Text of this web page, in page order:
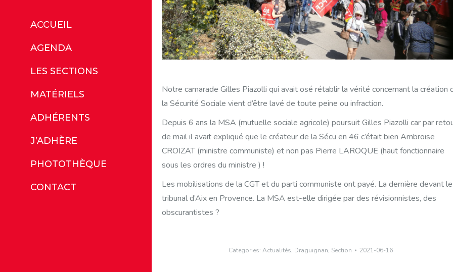
ACCUEIL
AGENDA
LES SECTIONS
MATÉRIELS
ADHÉRENTS
J’ADHÈRE
PHOTOTHÈQUE
CONTACT
Notre camarade Gilles Piazolli qui avait osé rétablir la vérité concernant la création
la Sécurité Sociale vient d’être lavé de toute peine ou infraction.
Depuis 6 ans la MSA (mutuelle sociale agricole) poursuit Gilles Piazolli car par
de mail il avait expliqué que le créateur de la Sécu en 46 c’était bien Ambroise
CROIZAT (ministre communiste) et non pas Pierre LAROQUE (haut fonctionnaire
sous les ordres du ministre ) !
Les mobilisations de la CGT et du parti communiste ont payé. La dernière devant le
tribunal d’Aix en Provence. La MSA est-elle dirigée par des révisionnistes, des
obscurantistes ?
Categories: Actualités, Draguignan, Section 2021-06-16